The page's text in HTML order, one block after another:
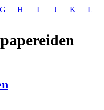
G H I J K L